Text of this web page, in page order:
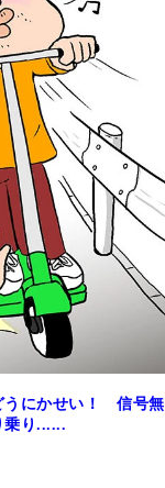
うにかせい！ 信号無
乗り......